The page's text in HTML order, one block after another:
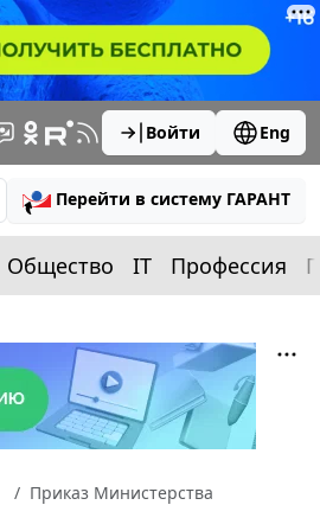
Войти Eng
Перейти в систему ГАРАНТ
Общество IT Профессия
Приказ Министерства